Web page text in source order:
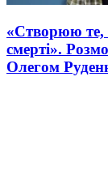
«Створюю
смерті».
Олегом